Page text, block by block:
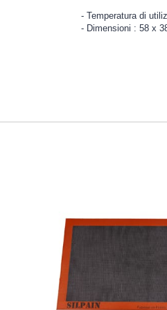
Temperatura di
Dimensioni : 58 x